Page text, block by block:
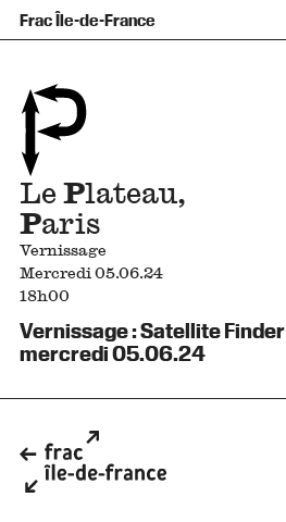
Frac Île-de-France
Qu’est-ce qu’un Frac ?
Prêts d’œuvres
Informations pratiques
Venir au Frac
Familles et enfants
Groupes
Espaces de pratique libre
Accessibilité
+Aa-
LePlateau,
Paris
Vernissage
Mercredi 05.06.24
18h00
Vernissage : Satellite Finder
mercredi 05.06.24